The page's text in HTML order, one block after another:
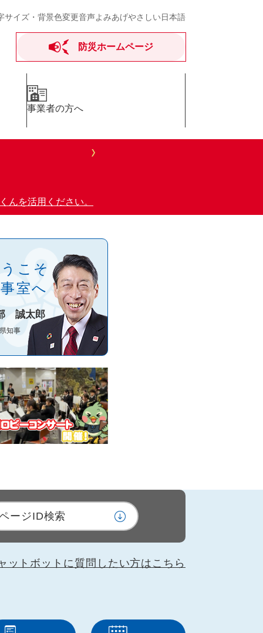
サイズ・背景色変更音声よみあげやさしい日本語
防災ホームページ
事業者の方へ
んを活用ください。
こそ
室へ
誠太郎
知事
ージID検索
ットボットに質問したい方はこちら